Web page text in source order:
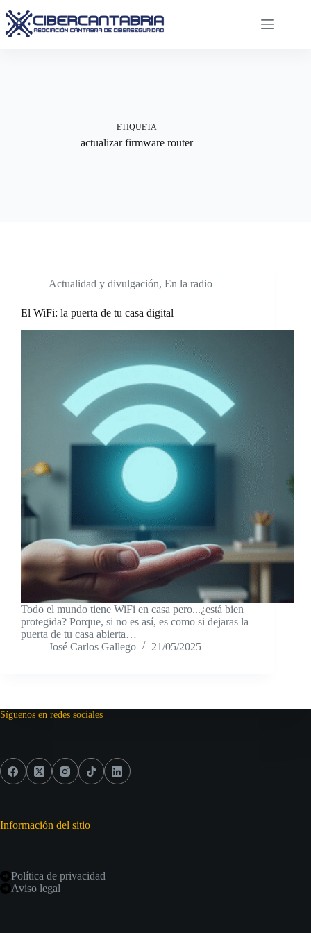
al
contenido
ETIQUETA
actualizar firmware router
Actualidad y divulgación, En la radio
El WiFi: la puerta de tu casa digital
Todo el mundo tiene WiFi en casa pero...¿está bien
protegida? Porque, si no es así, es como si dejaras la
puerta de tu casa abierta…
José Carlos Gallego
21/05/2025
Síguenos en redes sociales
Información del sitio
Política de privacidad
Aviso legal